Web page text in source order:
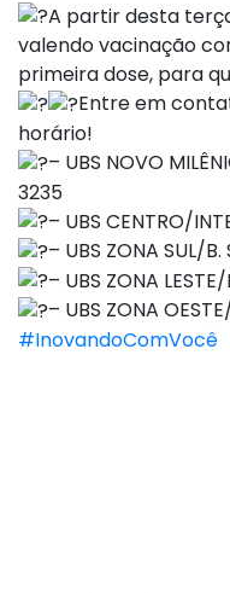
A partir desta
valendo vacinação
primeira dose, para
Entre em
horário!
– UBS NOVO
3235
– UBS CENTRO/
– UBS ZONA SUL/
– UBS ZONA
– UBS ZONA
#InovandoComVocê